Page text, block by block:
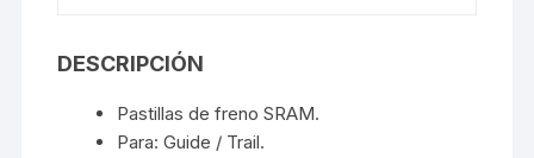
DESCRIPCIÓN
Pastillas de freno SRAM.
Para: Guide / Trail.